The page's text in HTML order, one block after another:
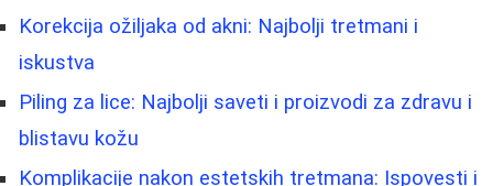
Korekcija ožiljaka od akni: Najbolji tretmani i
iskustva
Piling za lice: Najbolji saveti i proizvodi za zdravu i
blistavu kožu
Komplikacije nakon estetskih tretmana: Ispovesti i